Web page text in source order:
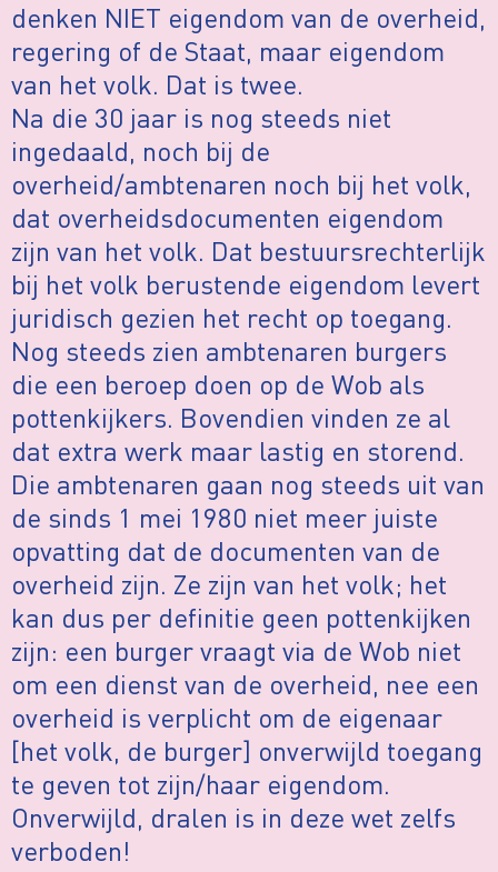
denken NIET eigendom van de overheid,
regering of de Staat, maar eigendom
van het volk. Dat is twee.
Na die 30 jaar is nog steeds niet
ingedaald, noch bij de
overheid/ambtenaren noch bij het volk,
dat overheidsdocumenten eigendom
zijn van het volk. Dat bestuursrechterlijk
bij het volk berustende eigendom levert
juridisch gezien het recht op toegang.
Nog steeds zien ambtenaren burgers
die een beroep doen op de Wob als
pottenkijkers. Bovendien vinden ze al
dat extra werk maar lastig en storend.
Die ambtenaren gaan nog steeds uit van
de sinds 1 mei 1980 niet meer juiste
opvatting dat de documenten van de
overheid zijn. Ze zijn van het volk; het
kan dus per definitie geen pottenkijken
zijn: een burger vraagt via de Wob niet
om een dienst van de overheid, nee een
overheid is verplicht om de eigenaar
[het volk, de burger] onverwijld toegang
te geven tot zijn/haar eigendom.
Onverwijld, dralen is in deze wet zelfs
verboden!